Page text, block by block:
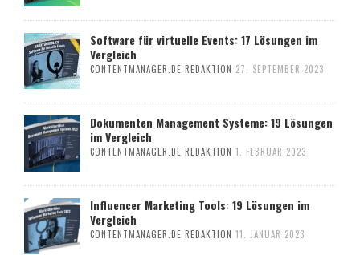
Software für virtuelle Events: 17 Lösungen im
Vergleich
CONTENTMANAGER.DE REDAKTION 27. SEPTEMBER 2023
Dokumenten Management Systeme: 19 Lösungen
im Vergleich
CONTENTMANAGER.DE REDAKTION 1. FEBRUAR 2023
Influencer Marketing Tools: 19 Lösungen im
Vergleich
CONTENTMANAGER.DE REDAKTION 11. JANUAR 2023